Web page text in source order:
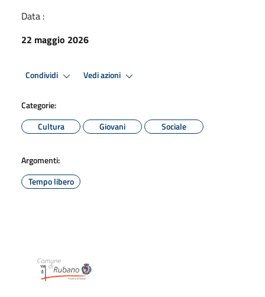
Data :
22 maggio 2026
Condividi Vedi azioni
Categorie:
Cultura
Giovani Sociale
Argomenti:
Tempo libero